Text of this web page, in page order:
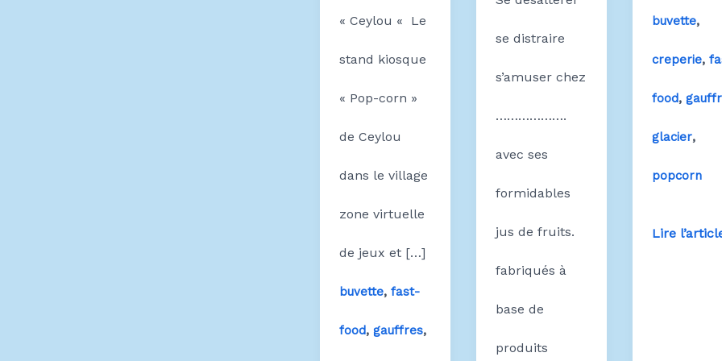
« Ceylou « Le
stand kiosque
« Pop-corn »
de Ceylou
dans le village
zone virtuelle
de jeux et […]
buvette, fast-
food, gauffres,
se distraire
s’amuser chez
……………….
avec ses
formidables
jus de fruits.
fabriqués à
base de
produits
buvette,
creperie,
food,
glacier,
popcorn
STAND
Lire